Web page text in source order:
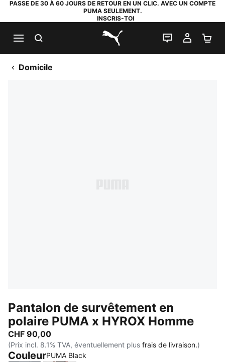
PASSE DE 30 À 60 JOURS DE RETOUR EN UN CLIC. AVEC UN COMPTE
PUMA SEULEMENT.
INSCRIS-TOI
PUMA.com
LIVE CHAT
MON
Domicile
Pantalon de survêtement en
polaire PUMA x HYROX Homme
CHF 90,00
(Prix incl. 8.1% TVA, éventuellement plus frais de livraison.)
CouleurPUMA Black